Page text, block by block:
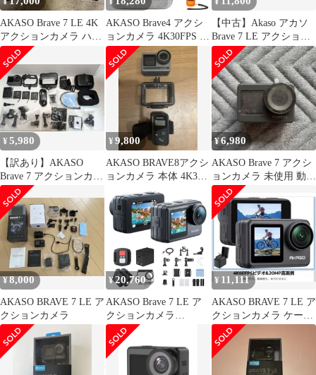
AKASO Brave 7 LE 4K
アクションカメラ ハン
ドグリップ付き
AKASO Brave4 アクシ
ョンカメラ 4K30FPS デ
ュアルスクリーン EIS
手ブレ補正 40M防水 水
中カメラ HDMI出力 ア
クションカム 小型 フロ
ーティングハンドグリ
ップ付きpms b9eea5fb
【中古】Akaso アカソ
Brave 7 LE アクション
カメラ
¥5,980
​【訳あり】AKASO
Brave 7 アクションカメ
ラ 4K30fps
¥9,800
AKASO BRAVE8アクシ
ョンカメラ 本体 4K30
付属品セット
¥6,980
AKASO Brave 7 アクシ
ョンカメラ 未使用 動作
確認済み ケース付き
¥8,000
AKASO BRAVE 7 LE ア
クションカメラ
¥20,760
AKASO Brave 7 LE ア
クションカメラ
4K60FPS 20MP IPX7本
機防水 40M防水 水中カ
メラ 六軸手ぶれ補正 デ
ュアルカラースクリー
¥ 11,111
AKASO BRAVE 7 LE ア
クションカメラ ケース
付き 土日限定値下げ